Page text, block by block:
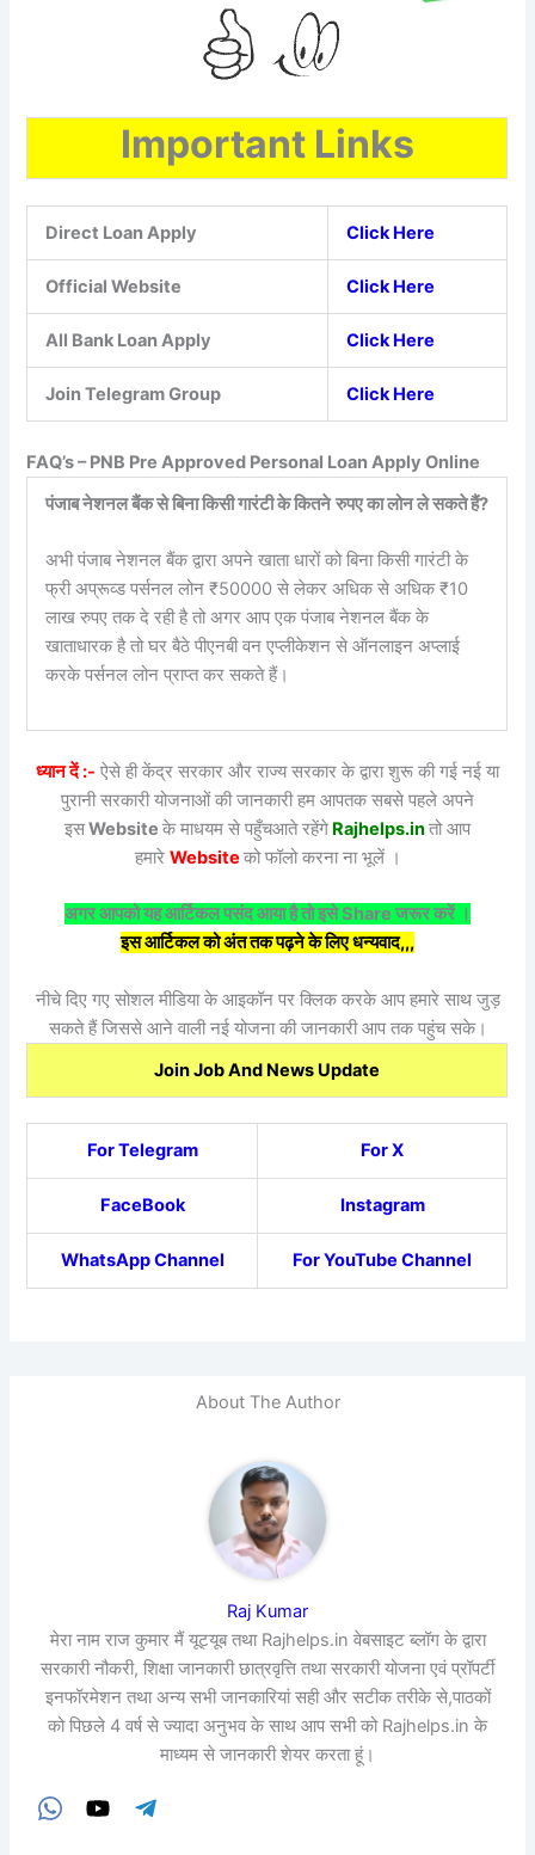
Important Links
Direct Loan Apply Click Here
Official Website Click Here
All Bank Loan Apply Click Here
Join Telegram Group Click Here
FAQ’s – PNB Pre Approved Personal Loan Apply Online
पंजाब नेशनल बैंक से बिना किसी गारंटी के कितने रुपए का लोन ले सकते हैं?
अभी पंजाब नेशनल बैंक द्वारा अपने खाता धारों को बिना किसी गारंटी के
फ्री अप्रूव्ड पर्सनल लोन ₹50000 से लेकर अधिक से अधिक ₹10
लाख रुपए तक दे रही है तो अगर आप एक पंजाब नेशनल बैंक के
खाताधारक है तो घर बैठे पीएनबी वन एप्लीकेशन से ऑनलाइन अप्लाई
करके पर्सनल लोन प्राप्त कर सकते हैं।
ध्यान दें :- ऐसे ही केंद्र सरकार और राज्य सरकार के द्वारा शुरू की गई नई या
पुरानी सरकारी योजनाओं की जानकारी हम आपतक सबसे पहले अपने
इसWebsite के माधयम से पहुँचआते रहेंगे Rajhelps.inतो आप
हमारे Website को फॉलो करना ना भूलें ।
अगर आपको यह आर्टिकल पसंद आया है तो इसे Share जरूर करें ।
इस आर्टिकल को अंत तक पढ़ने के लिए धन्यवाद,,,
नीचे दिए गए सोशल मीडिया के आइकॉन पर क्लिक करके आप हमारे साथ जुड़
सकते हैं जिससे आने वाली नई योजना की जानकारी आप तक पहुंच सके।
Join Job And News Update
For Telegram For X
FaceBook Instagram
WhatsApp Channel For YouTube Channel
About The Author
Raj Kumar
मेरा नाम राज कुमार मैं यूट्यूब तथा Rajhelps.in वेबसाइट ब्लॉग के द्वारा
सरकारी नौकरी, शिक्षा जानकारी छात्रवृत्ति तथा सरकारी योजना एवं प्रॉपर्टी
इनफॉरमेशन तथा अन्य सभी जानकारियां सही और सटीक तरीके से,पाठकों
को पिछले 4 वर्ष से ज्यादा अनुभव के साथ आप सभी को Rajhelps.in के
माध्यम से जानकारी शेयर करता हूं।